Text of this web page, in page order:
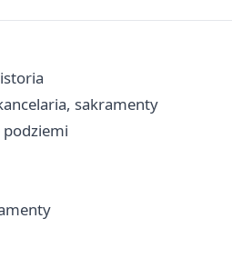
sakramenty